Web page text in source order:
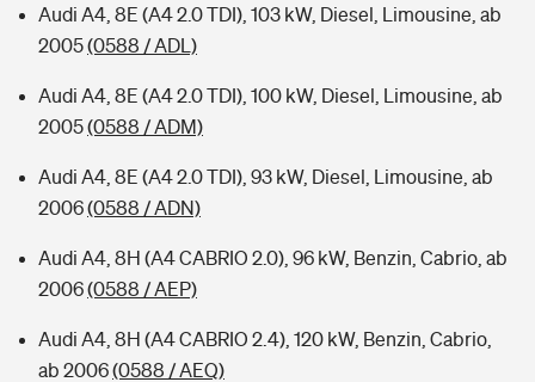
Audi A4, 8E (A4 2.0 TDI), 103 kW, Diesel, Limousine, ab
2005(0588 / ADL)
Audi A4, 8E (A4 2.0 TDI), 100 kW, Diesel, Limousine, ab
2005(0588 / ADM)
Audi A4, 8E (A4 2.0 TDI), 93 kW, Diesel, Limousine, ab
2006(0588 / ADN)
Audi A4, 8H (A4 CABRIO 2.0), 96 kW, Benzin, Cabrio, ab
2006(0588 / AEP)
Audi A4, 8H (A4 CABRIO 2.4), 120 kW, Benzin, Cabrio,
ab 2006(0588 / AEQ)